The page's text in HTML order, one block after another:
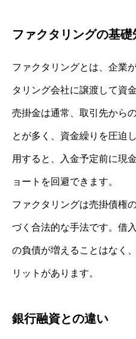
ファクタリングの基礎
ファクタリングとは、企業
タリング会社に譲渡して資
売掛金は通常、取引先から
とが多く、資金繰りを圧迫
用すると、入金予定前に現
ョートを回避できます。
ファクタリングは売掛債権
づく合法的な手法です。借
の負債が増えることはなく
リットがあります。
銀行融資との違い